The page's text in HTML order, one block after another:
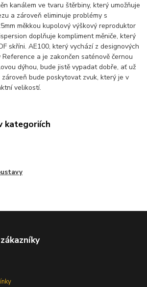
kanálem ve tvaru štěrbiny, který umožňuje
a zároveň eliminuje problémy s
měkkou kupolový výškový reproduktor
doplňuje kompliment měniče, který
skříni. AE100, který vychází z designových
a je zakončen saténově černou
dýhou, bude jistě vypadat dobře, ať už
bude poskytovat zvuk, který je v
velikostí.
kategoriích